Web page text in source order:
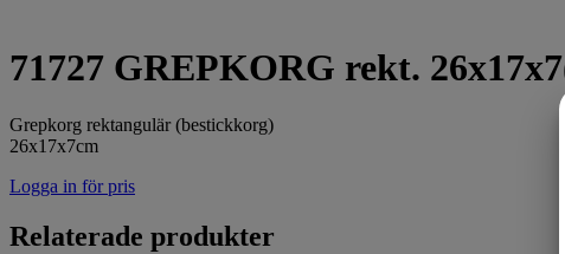
71727 GREPKORG rekt.
Grepkorg rektangulär (bestickkorg)
26x17x7cm
Logga in för pris
Relaterade produkter